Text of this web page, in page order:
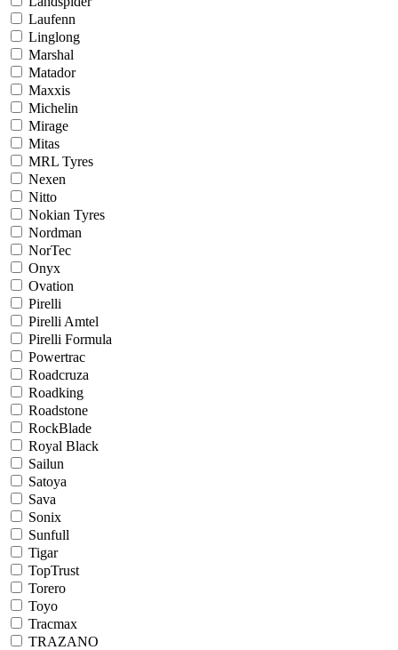
Laufenn
Linglong
Marshal
Matador
Maxxis
Michelin
Mirage
Mitas
MRL Tyres
Nexen
Nitto
Nokian Tyres
Nordman
NorTec
Onyx
Ovation
Pirelli
Pirelli Amtel
Pirelli Formula
Powertrac
Roadcruza
Roadking
Roadstone
RockBlade
Royal Black
Sailun
Satoya
Sava
Sonix
Sunfull
Tigar
TopTrust
Torero
Toyo
Tracmax
TRAZANO